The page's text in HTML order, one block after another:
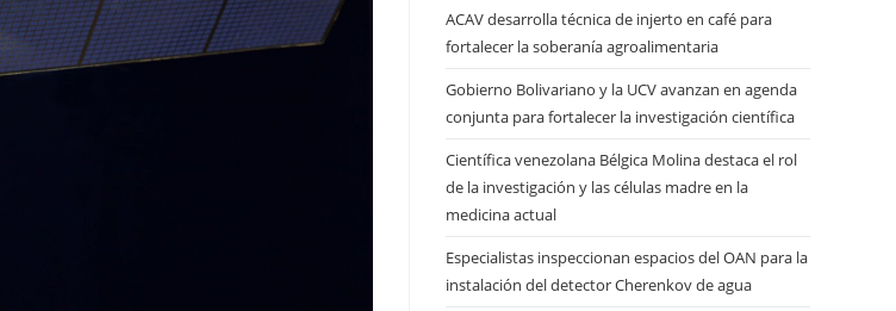
ACAV desarrolla técnica de injerto en café para
fortalecer la soberanía agroalimentaria
Gobierno Bolivariano y la UCV avanzan en agenda
conjunta para fortalecer la investigación científica
Científica venezolana Bélgica Molina destaca el rol
de la investigación y las células madre en la
medicina actual
Especialistas inspeccionan espacios del OAN para la
instalación del detector Cherenkov de agua